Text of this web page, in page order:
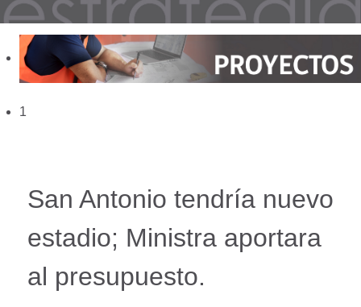
1
San Antonio tendría nuevo
estadio; Ministra aportara
al presupuesto.